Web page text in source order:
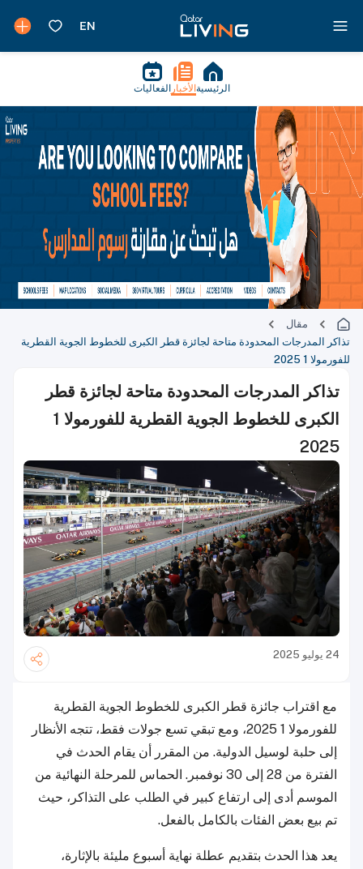
الرئيسية الأخبار الفعاليات
مقال
تذاكر المدرجات المحدودة متاحة لجائزة قطر الكبرى للخطوط الجوية القطرية
للفورمولا 1 2025
تذاكر المدرجات المحدودة متاحة لجائزة قطر
الكبرى للخطوط الجوية القطرية للفورمولا 1
2025
24 يوليو 2025
مع اقتراب جائزة قطر الكبرى للخطوط الجوية القطرية
للفورمولا 1 2025، ومع تبقي تسع جولات فقط، تتجه الأنظار
إلى حلبة لوسيل الدولية. من المقرر أن يقام الحدث في
الفترة من 28 إلى 30 نوفمبر. الحماس للمرحلة النهائية من
الموسم أدى إلى ارتفاع كبير في الطلب على التذاكر، حيث
تم بيع بعض الفئات بالكامل بالفعل.
يعد هذا الحدث بتقديم عطلة نهاية أسبوع مليئة بالإثارة،